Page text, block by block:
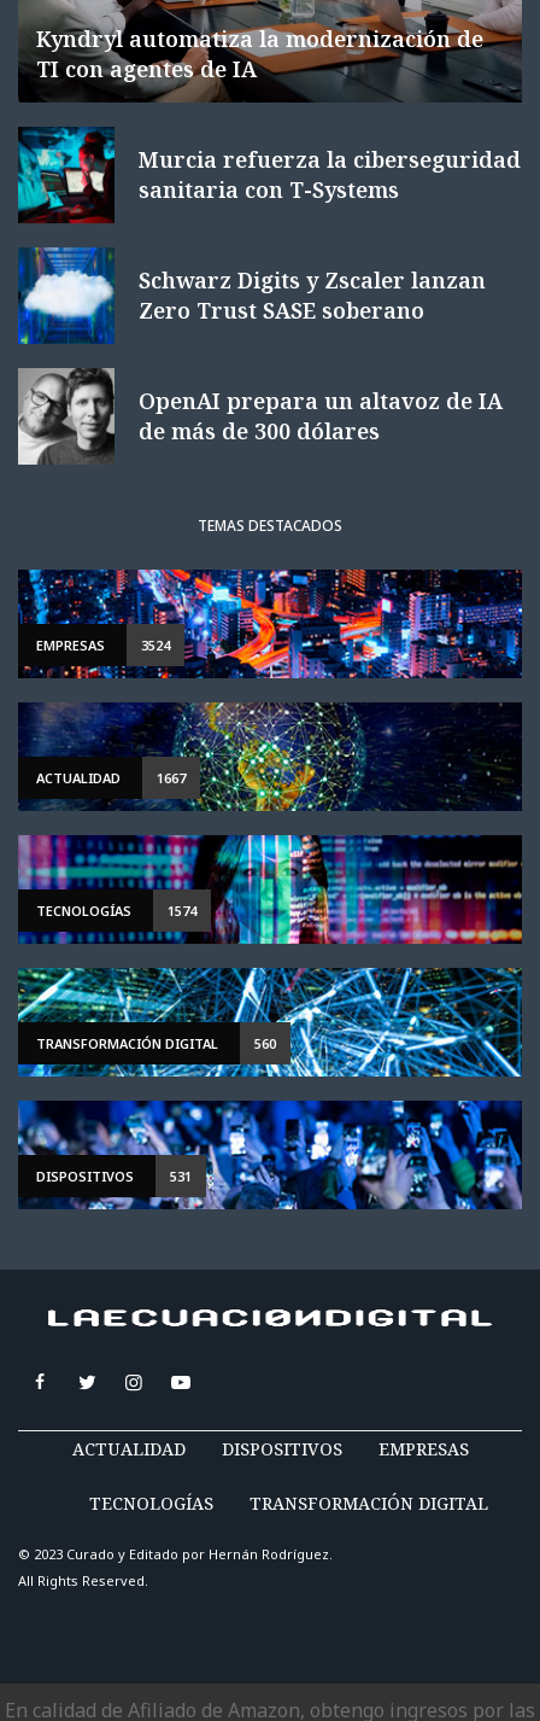
Kyndryl automatiza la modernización de
TI con agentes de IA
Murcia refuerza la ciberseguridad
sanitaria con T-Systems
Schwarz Digits y Zscaler lanzan
Zero Trust SASE soberano
OpenAI prepara un altavoz de IA
de más de 300 dólares
TEMAS DESTACADOS
EMPRESAS 3524
ACTUALIDAD 1667
TECNOLOGÍAS 1574
TRANSFORMACIÓN DIGITAL 560
DISPOSITIVOS 531
ACTUALIDAD DISPOSITIVOS EMPRESAS
TECNOLOGÍAS TRANSFORMACIÓN DIGITAL
© 2023 Curado y Editado por Hernán Rodríguez.
All Rights Reserved.
En calidad de Afiliado de Amazon, obtengo ingresos por las